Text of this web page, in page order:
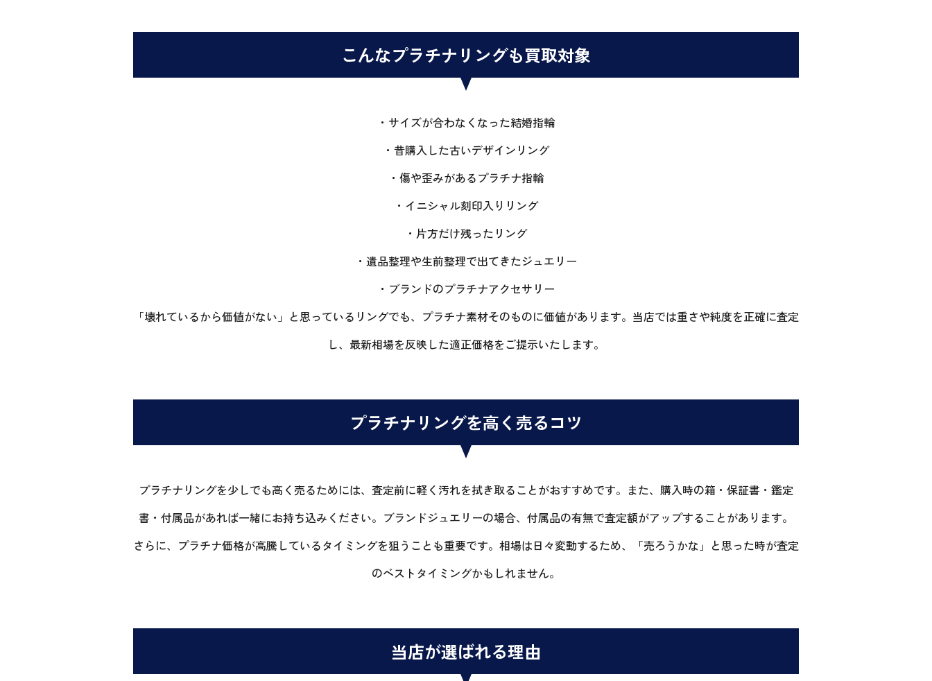
こんなプラチナリングも買取対象
・サイズが合わなくなった結婚指輪
・昔購入した古いデザインリング
・傷や歪みがあるプラチナ指輪
・イニシャル刻印入りリング
・片方だけ残ったリング
・遺品整理や生前整理で出てきたジュエリー
・ブランドのプラチナアクセサリー
「壊れているから価値がない」と思っているリングでも、プラチナ素材そのものに価値があります。当店では重さや純度を正確に査定
し、最新相場を反映した適正価格をご提示いたします。
プラチナリングを高く売るコツ
プラチナリングを少しでも高く売るためには、査定前に軽く汚れを拭き取ることがおすすめです。また、購入時の箱・保証書・鑑定
書・付属品があれば一緒にお持ち込みください。ブランドジュエリーの場合、付属品の有無で査定額がアップすることがあります。
さらに、プラチナ価格が高騰しているタイミングを狙うことも重要です。相場は日々変動するため、「売ろうかな」と思った時が査定
のベストタイミングかもしれません。
当店が選ばれる理由